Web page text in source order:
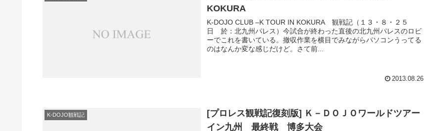
KOKURA
K-DOJO CLUB –K TOUR IN KOKURA 観戦記（１３・８・２５
日 於：北九州パレス）今試合が終わった直後の北九州パレスのロビ
ーでこれを書いている。撤収作業を横目でみながらパソコンうってる
のはなんか変な感じだけど。さて前...
2013.08.26
K-DOJO観戦記
[プロレス観戦記復刻版] Ｋ－ＤＯＪＯワールドツアー
イン九州 最終戦 博多大会